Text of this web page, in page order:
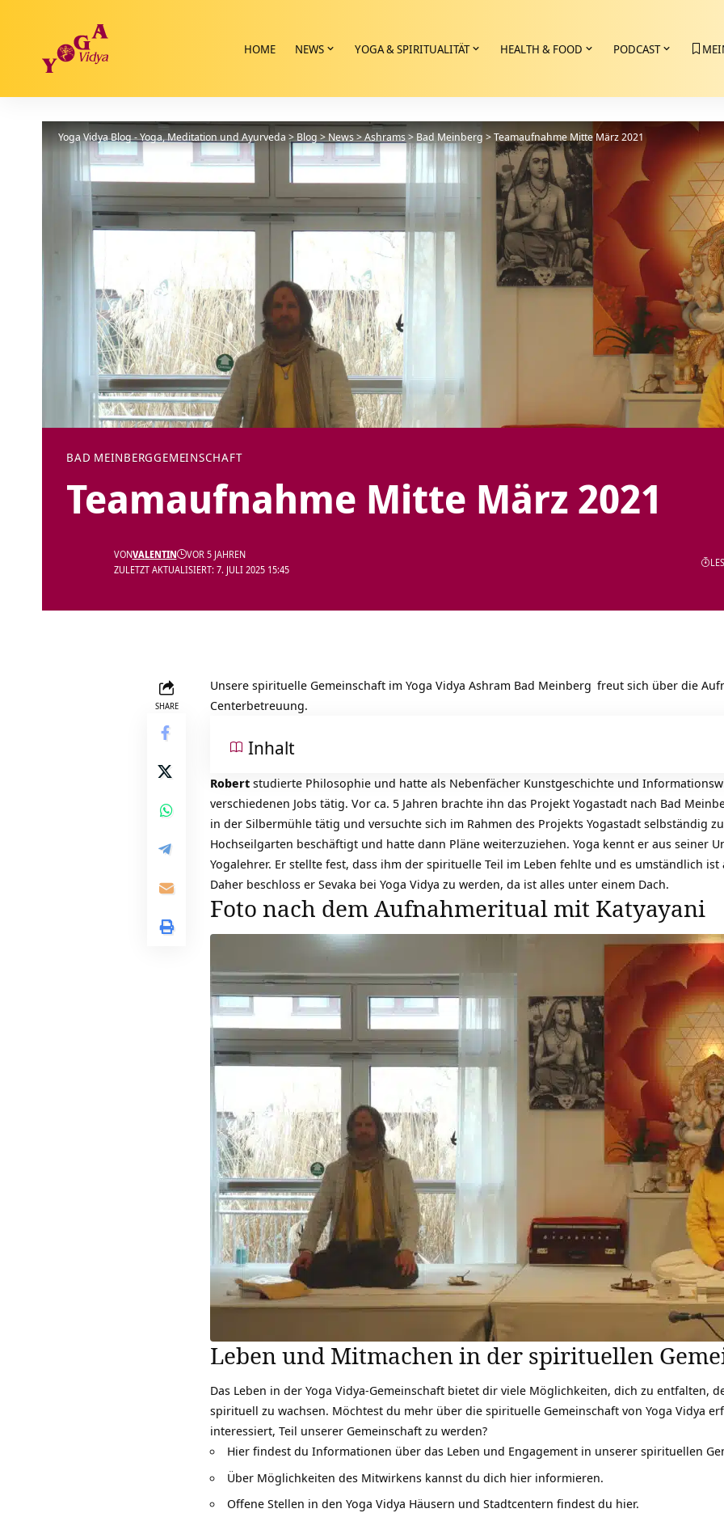
HOME NEWS YOGA & SPIRITUALITÄT HEALTH & FOOD PODCAST
Yoga Vidya Blog - Yoga, Meditation und Ayurveda >Blog>News>Ashrams>Bad Meinberg>Teamaufnahme Mitte März 2021
BAD MEINBERGGEMEINSCHAFT
Teamaufnahme Mitte März 2021
ZULETZT AKTUALISIERT: 7. JULI 2025 15:45
VONVALENTIN VOR 5 JAHREN
SHARE
Unsere spirituelle Gemeinschaft im Yoga Vidya Ashram Bad Meinberg freut sich über die
Centerbetreuung.
Inhalt
Robert studierte Philosophie und hatte als Nebenfächer Kunstgeschichte und
verschiedenen Jobs tätig. Vor ca. 5 Jahren brachte ihn das Projekt Yogastadt nach Bad
in der Silbermühle tätig und versuchte sich im Rahmen des Projekts Yogastadt selbständig
Hochseilgarten beschäftigt und hatte dann Pläne weiterzuziehen. Yoga kennt er aus seiner
Yogalehrer. Er stellte fest, dass ihm der spirituelle Teil im Leben fehlte und es umständlich
Daher beschloss er Sevaka bei Yoga Vidya zu werden, da ist alles unter einem Dach.
Foto nach dem Aufnahmeritual mit Katyayani
Leben und Mitmachen in der spirituellen
Das Leben in der Yoga Vidya-Gemeinschaft bietet dir viele Möglichkeiten, dich zu entfalten,
spirituell zu wachsen. Möchtest du mehr über die spirituelle Gemeinschaft von Yoga Vidya
interessiert, Teil unserer Gemeinschaft zu werden?
Hier findest du Informationen über das Leben und Engagement in unserer spirituellen
Über Möglichkeiten des Mitwirkens kannst du dich hier informieren.
Offene Stellen in den Yoga Vidya Häusern und Stadtcentern findest du hier.